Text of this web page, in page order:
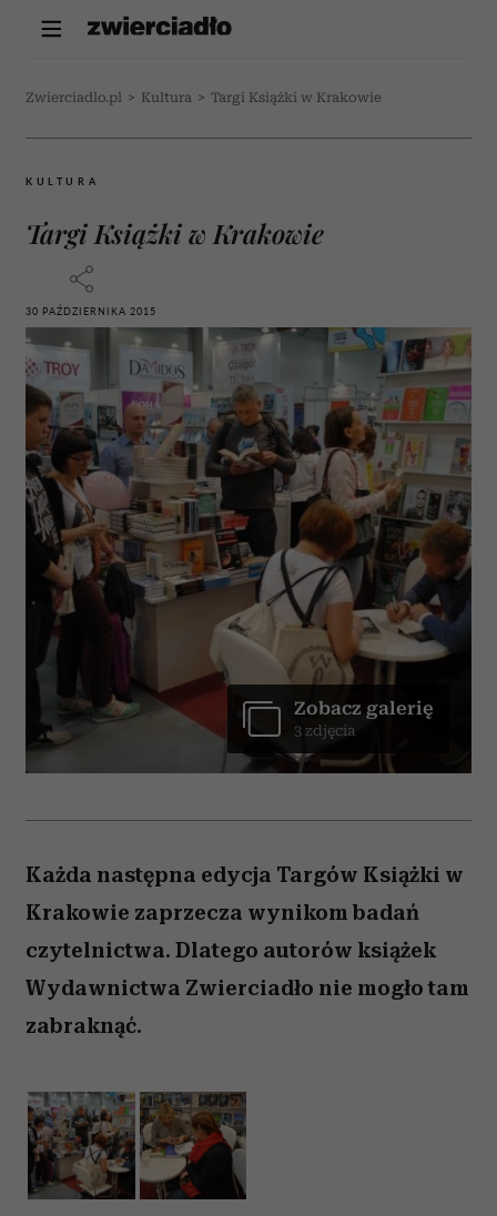
Zwierciadlo.pl > Kultura > Targi Książki w Krakowie
KULTURA
Targi Książki w Krakowie
30 PAŹDZIERNIKA 2015
Zobacz galerię
3 zdjęcia
Każda następna edycja Targów Książki w
Krakowie zaprzecza wynikom badań
czytelnictwa. Dlatego autorów książek
Wydawnictwa Zwierciadło nie mogło tam
zabraknąć.